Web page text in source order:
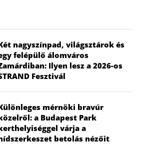
nagyszínpad, világsztárok és
felépülő álomváros
Ilyen lesz a 2026-os
Fesztivál
mérnöki bravúr
a Budapest Park
várja a
betolás nézőit